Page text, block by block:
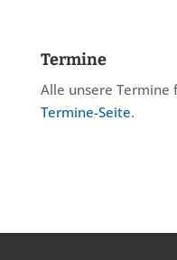
Termine
Alle unsere Termine
Termine-Seite.